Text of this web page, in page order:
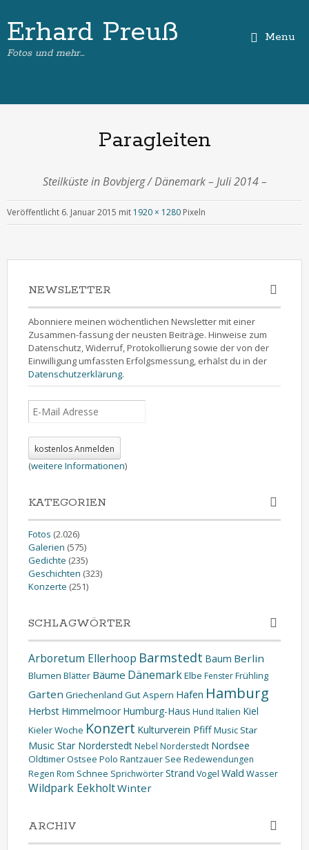
Erhard Preuß
Fotos und mehr…
Menu
Paragleiten
Steilküste in Bovbjerg / Dänemark – Juli 2014 –
Veröffentlicht 6. Januar 2015 mit 1920 × 1280 Pixeln
NEWSLETTER
Abonniere meinen wöchentlichen Newsletter mit einer
Zusammen-fassung der neusten Beiträge. Hinweise zum
Datenschutz, Widerruf, Protokollierung sowie der von der
Einwilligung umfassten Erfolgsmessung, erhälst du in der
Datenschutzerklärung.
(weitere Informationen)
KATEGORIEN
Fotos (2.026)
Galerien (575)
Gedichte (235)
Geschichten (323)
Konzerte (251)
SCHLAGWÖRTER
Arboretum Ellerhoop Barmstedt Baum Berlin
Blumen Blätter Bäume DänemarkElbe FensterFrühling
Garten Griechenland Gut Aspern Hafen Hamburg
Herbst Himmelmoor Humburg-Haus Hund Italien Kiel
Kieler Woche Konzert Kulturverein PfiffMusic Star
Music Star Norderstedt Nebel Norderstedt Nordsee
OldtimerOstsee Polo Rantzauer See Redewendungen
Regen Rom Schnee SprichwörterStrand Vogel Wald Wasser
Wildpark EekholtWinter
ARCHIV